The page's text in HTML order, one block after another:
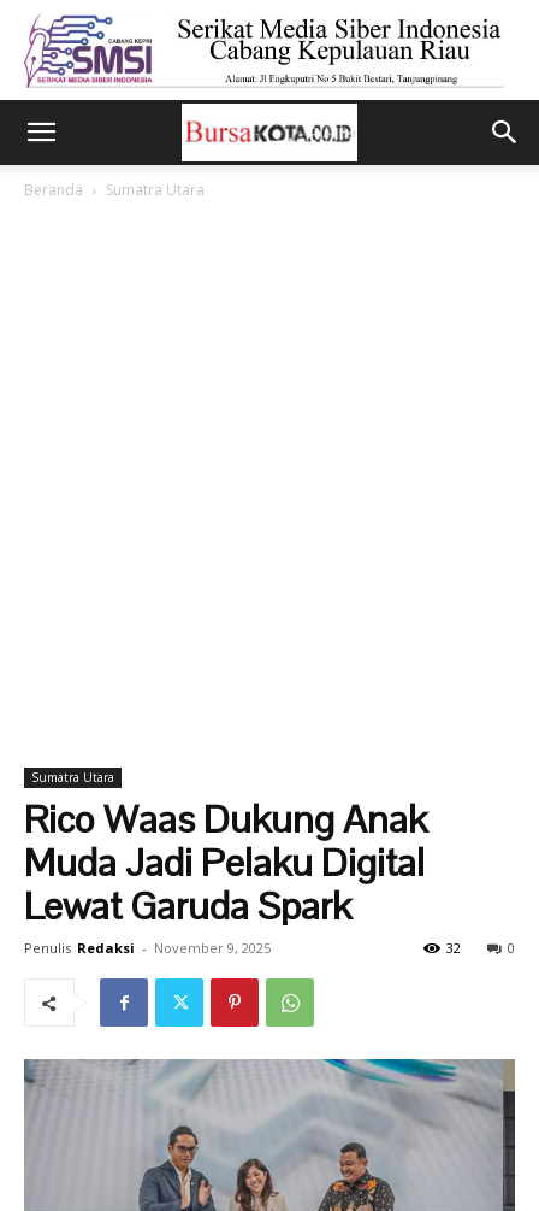
Beranda Sumatra Utara
Sumatra Utara
Rico Waas Dukung Anak
Muda Jadi Pelaku Digital
Lewat Garuda Spark
Penulis Redaksi - November 9, 2025 0
32